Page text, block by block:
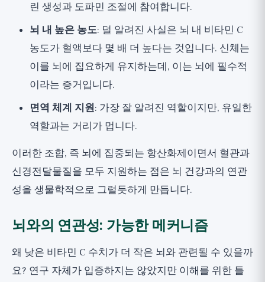
린 생성과 도파민 조절에 참여합니다.
뇌 내 높은 농도: 덜 알려진 사실은 뇌 내 비타민 C
농도가 혈액보다 몇 배 더 높다는 것입니다. 신체는
이를 뇌에 집요하게 유지하는데, 이는 뇌에 필수적
이라는 증거입니다.
면역 체계 지원: 가장 잘 알려진 역할이지만, 유일한
역할과는 거리가 멉니다.
이러한 조합, 즉 뇌에 집중되는 항산화제이면서 혈관과
신경전달물질을 모두 지원하는 점은 뇌 건강과의 연관
성을 생물학적으로 그럴듯하게 만듭니다.
뇌와의 연관성: 가능한 메커니즘
왜 낮은 비타민 C 수치가 더 작은 뇌와 관련될 수 있을까
요? 연구 자체가 입증하지는 않았지만 이해를 위한 틀